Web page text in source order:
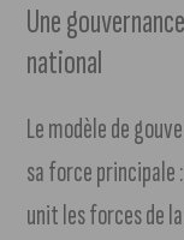
Une
national
Le modèle de
sa force principale
unit les forces de